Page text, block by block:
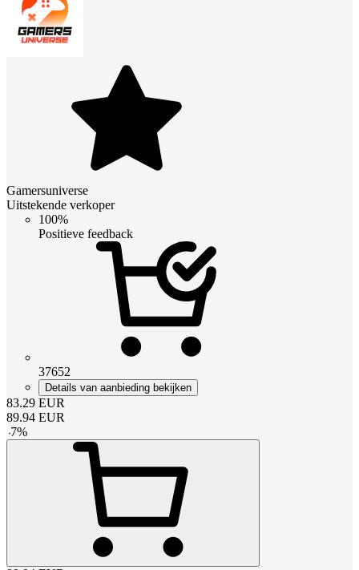
Gamersuniverse
Uitstekende verkoper
100%
Positieve feedback
37652
Details van aanbieding bekijken
83.29 EUR
89.94 EUR
-7%